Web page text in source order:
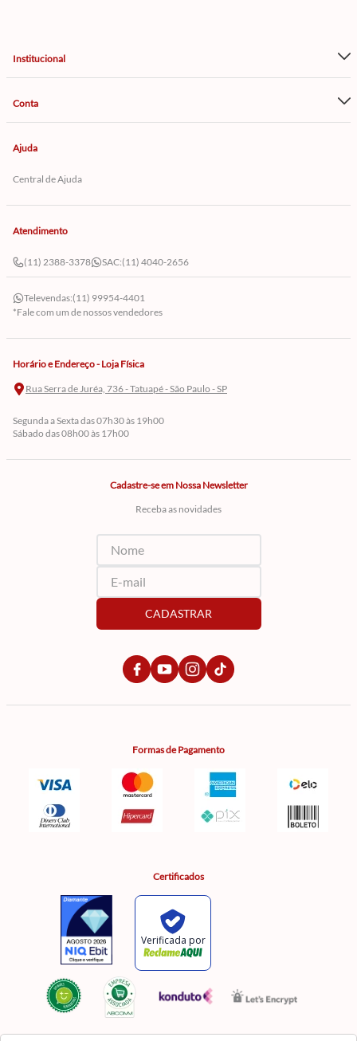
Institucional
Conta
Ajuda
Central de Ajuda
Atendimento
(11) 2388-3378 SAC:(11) 4040-2656
Televendas:(11) 99954-4401
*Fale com um de nossos vendedores
Horário e Endereço - Loja Física
Rua Serra de Juréa, 736 - Tatuapé - São Paulo - SP
Segunda a Sexta das 07h30 às 19h00
Sábado das 08h00 às 17h00
Cadastre-se em Nossa Newsletter
Receba as novidades
CADASTRAR
Formas de Pagamento
Certificados